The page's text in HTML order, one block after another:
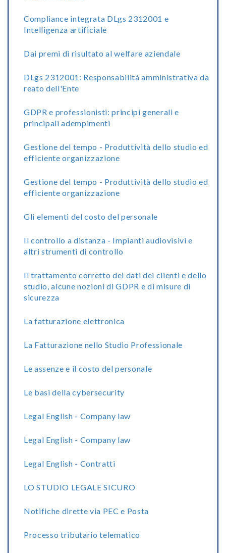
Compliance integrata DLgs 2312001 e
Intelligenza artificiale
Dai premi di risultato al welfare aziendale
DLgs 2312001: Responsabilità amministrativa da
reato dell'Ente
GDPR e professionisti: principi generali e
principali adempimenti
Gestione del tempo - Produttività dello studio ed
efficiente organizzazione
Gestione del tempo - Produttività dello studio ed
efficiente organizzazione
Gli elementi del costo del personale
Il controllo a distanza - Impianti audiovisivi e
altri strumenti di controllo
Il trattamento corretto dei dati dei clienti e dello
studio, alcune nozioni di GDPR e di misure di
sicurezza
La fatturazione elettronica
La Fatturazione nello Studio Professionale
Le assenze e il costo del personale
Le basi della cybersecurity
Legal English - Company law
Legal English - Company law
Legal English - Contratti
LO STUDIO LEGALE SICURO
Notifiche dirette via PEC e Posta
Processo tributario telematico